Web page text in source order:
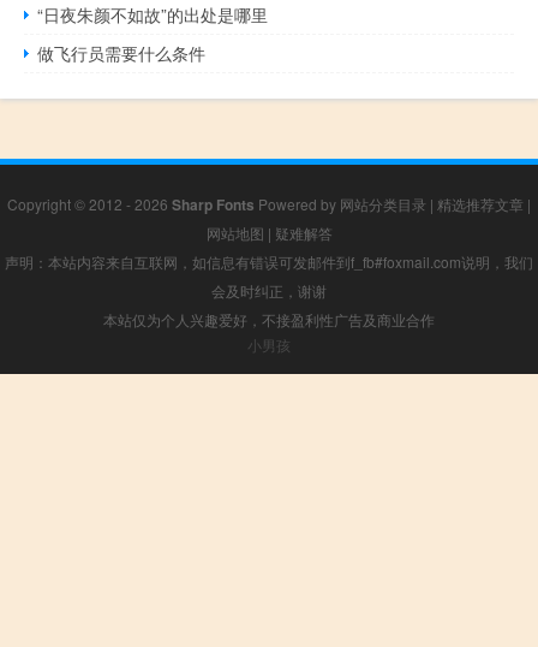
“日夜朱颜不如故”的出处是哪里
做飞行员需要什么条件
Copyright © 2012 - 2026 Sharp Fonts Powered by 网站分类目录 | 精选推荐文章 |
网站地图 | 疑难解答
声明：本站内容来自互联网，如信息有错误可发邮件到f_fb#foxmail.com说明，我们
会及时纠正，谢谢
本站仅为个人兴趣爱好，不接盈利性广告及商业合作
小男孩